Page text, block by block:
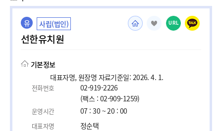
유 사립(법인)
선한유치원
URL
기본정보
대표자명, 원장명 자료기준일: 2026. 4. 1.
전화번호
02-919-2226
(팩스 : 02-909-1259)
운영시간 07 : 30 ~ 20 : 00
대표자명 정순택